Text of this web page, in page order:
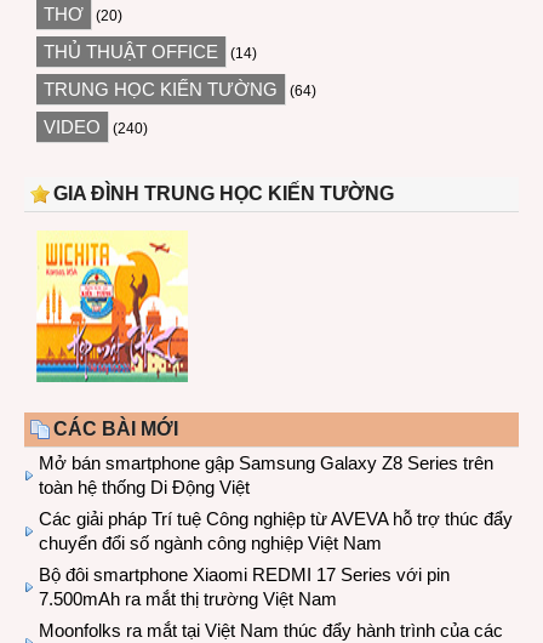
THƠ (20)
THỦ THUẬT OFFICE (14)
TRUNG HỌC KIẾN TƯỜNG (64)
VIDEO (240)
GIA ĐÌNH TRUNG HỌC KIẾN TƯỜNG
CÁC BÀI MỚI
Mở bán smartphone gập Samsung Galaxy Z8 Series trên
toàn hệ thống Di Động Việt
Các giải pháp Trí tuệ Công nghiệp từ AVEVA hỗ trợ thúc đẩy
chuyển đổi số ngành công nghiệp Việt Nam
Bộ đôi smartphone Xiaomi REDMI 17 Series với pin
7.500mAh ra mắt thị trường Việt Nam
Moonfolks ra mắt tại Việt Nam thúc đẩy hành trình của các